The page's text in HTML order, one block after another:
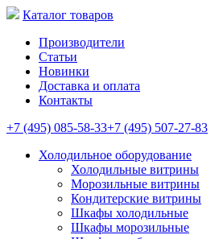
Каталог товаров
Производители
Статьи
Новинки
Доставка и оплата
Контакты
+7 (495) 085-58-33+7 (495) 507-27-83
Холодильное оборудование
Холодильные витрины
Морозильные витрины
Кондитерские витрины
Шкафы холодильные
Шкафы морозильные